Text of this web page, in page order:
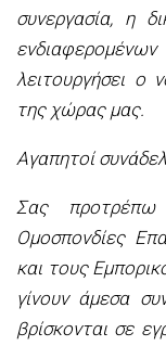
συνεργασία, η
λειτουργήσει ο
της χώρας μας.
Αγαπητοί
Σας
Ομοσπονδίες
και τους
γίνουν άμεσα
βρίσκονται σε